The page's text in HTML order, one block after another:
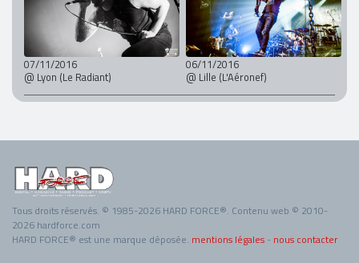
07/11/2016
@ Lyon (Le Radiant)
06/11/2016
@ Lille (L'Aéronef)
Tous droits réservés. © 1985-2026 HARD FORCE®. Contenu web © 2010-
2026 hardforce.com
HARD FORCE® est une marque déposée. mentions légales - nous contacter